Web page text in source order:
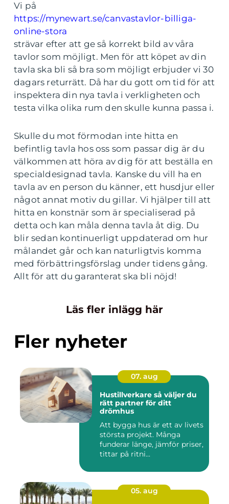
Vi på
https://mynewart.se/canvastavlor-billiga-
online-stora
strävar efter att ge så korrekt bild av våra
tavlor som möjligt. Men för att köpet av din
tavla ska bli så bra som möjligt erbjuder vi 30
dagars returrätt. Då har du gott om tid för att
inspektera din nya tavla i verkligheten och
testa vilka olika rum den skulle kunna passa i.
Skulle du mot förmodan inte hitta en
befintlig tavla hos oss som passar dig är du
välkommen att höra av dig för att beställa en
specialdesignad tavla. Kanske du vill ha en
tavla av en person du känner, ett husdjur eller
något annat motiv du gillar. Vi hjälper till att
hitta en konstnär som är specialiserad på
detta och kan måla denna tavla åt dig. Du
blir sedan kontinuerligt uppdaterad om hur
målandet går och kan naturligtvis komma
med förbättringsförslag under tidens gång.
Allt för att du garanterat ska bli nöjd!
Läs fler inlägg här
Fler nyheter
07. aug
Hustillverkare så väljer du
rätt partner för ditt
drömhus
Att bygga hus är ett av livets
största projekt. Många
funderar länge, jämför priser,
tittar på ritni...
05. aug